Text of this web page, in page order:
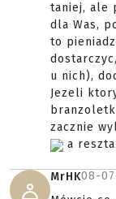
taniej, ale
dla Was,
to
u nich),
Jezeli
zacznie
a
MrHK08-